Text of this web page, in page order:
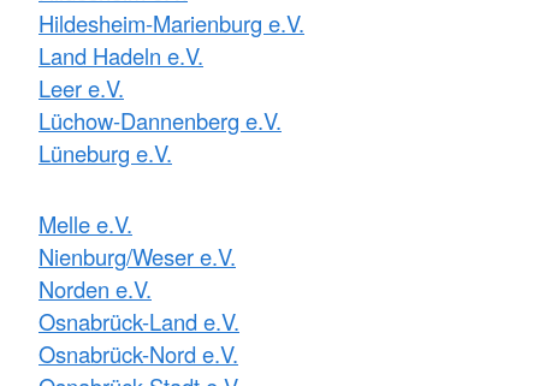
Hildesheim-Marienburg e.V.
Land Hadeln e.V.
Leer e.V.
Lüchow-Dannenberg e.V.
Lüneburg e.V.
Melle e.V.
Nienburg/Weser e.V.
Norden e.V.
Osnabrück-Land e.V.
Osnabrück-Nord e.V.